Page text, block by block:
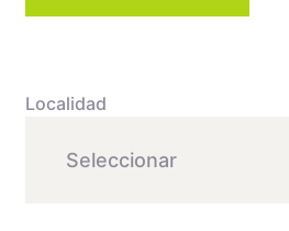
Localidad